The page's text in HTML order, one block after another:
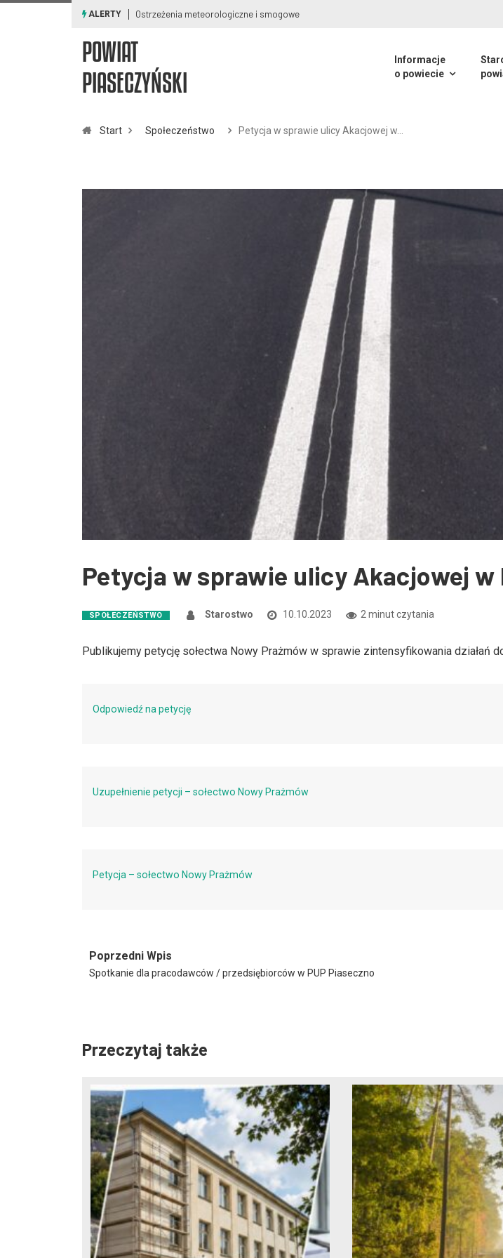
ALERTY Ostrzeżenia meteorologiczne i smogowe
POWIAT
PIASECZYŃSKI
Informacje
o powiecie
Start Społeczeństwo Petycja w sprawie ulicy Akacjowej w…
Petycja w sprawie ulicy Akacjowej
SPOŁECZEŃSTWO Starostwo 10.10.2023 2 minut czytania
Publikujemy petycję sołectwa Nowy Prażmów w sprawie zintensyfikowania działań
Odpowiedź na petycję
Uzupełnienie petycji – sołectwo Nowy Prażmów
Petycja – sołectwo Nowy Prażmów
Poprzedni Wpis
Spotkanie dla pracodawców / przedsiębiorców w PUP Piaseczno
Przeczytaj także